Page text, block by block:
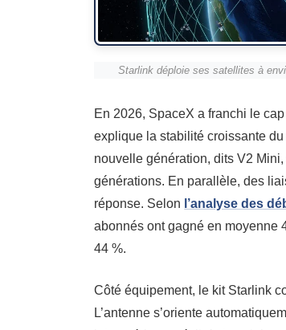
Starlink déploie ses satellites à
En 2026, SpaceX a franchi le
explique la stabilité croissante
nouvelle génération, dits V2
générations. En parallèle, des
réponse. Selon l’analyse des
abonnés ont gagné en moyenne
44 %.
Côté équipement, le kit Starlink
L’antenne s’oriente